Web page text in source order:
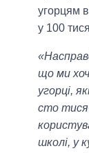
угорцям в
у 100
що ми
угорці,
сто
школі, у